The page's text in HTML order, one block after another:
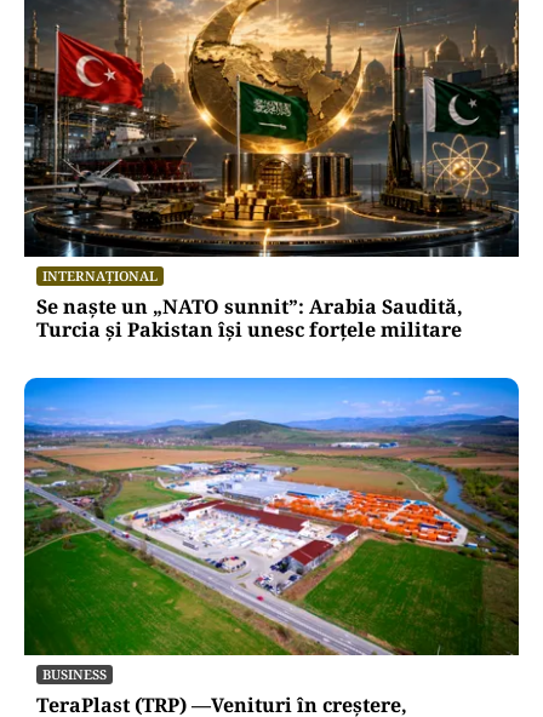
INTERNAȚIONAL
Se naște un „NATO sunnit”: Arabia Saudită,
Turcia și Pakistan își unesc forțele militare
BUSINESS
TeraPlast (TRP) —Venituri în creștere,